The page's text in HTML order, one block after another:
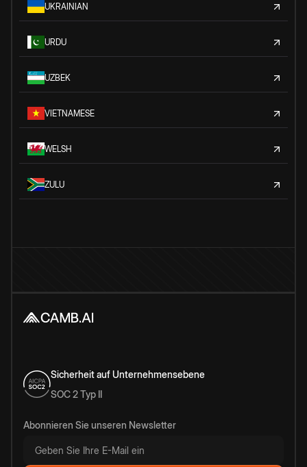
UKRAINIAN
URDU
UZBEK
VIETNAMESE
WELSH
ZULU
Sicherheit auf Unternehmensebene
SOC 2 Typ II
Abonnieren Sie unseren Newsletter